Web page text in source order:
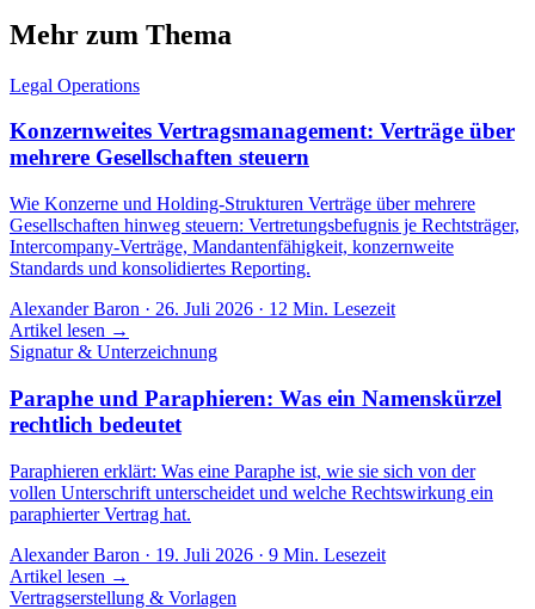
Mehr zum Thema
Legal Operations
Konzernweites Vertragsmanagement: Verträge über
mehrere Gesellschaften steuern
Wie Konzerne und Holding-Strukturen Verträge über mehrere
Gesellschaften hinweg steuern: Vertretungsbefugnis je Rechtsträger,
Intercompany-Verträge, Mandantenfähigkeit, konzernweite
Standards und konsolidiertes Reporting.
Alexander Baron · 26. Juli 2026 · 12 Min. Lesezeit
Artikel lesen →
Signatur & Unterzeichnung
Paraphe und Paraphieren: Was ein Namenskürzel
rechtlich bedeutet
Paraphieren erklärt: Was eine Paraphe ist, wie sie sich von der
vollen Unterschrift unterscheidet und welche Rechtswirkung ein
paraphierter Vertrag hat.
Alexander Baron · 19. Juli 2026 · 9 Min. Lesezeit
Artikel lesen →
Vertragserstellung & Vorlagen